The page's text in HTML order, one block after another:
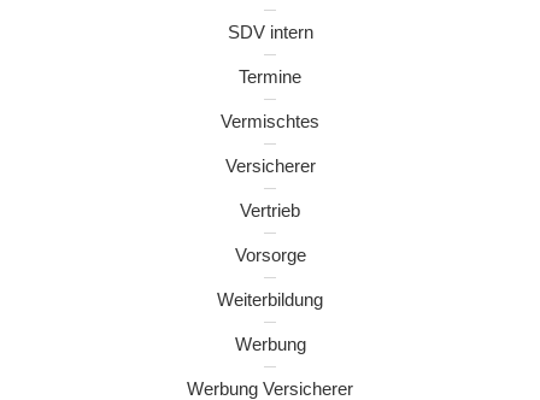
SDV intern
Termine
Vermischtes
Versicherer
Vertrieb
Vorsorge
Weiterbildung
Werbung
Werbung Versicherer